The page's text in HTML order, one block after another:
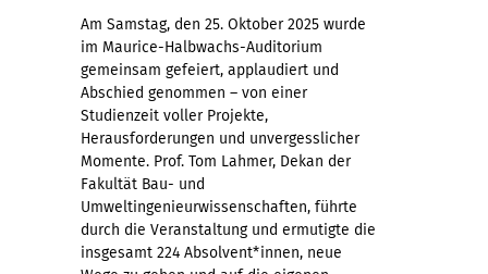
Am Samstag, den 25. Oktober 2025 wurde
im Maurice-Halbwachs-Auditorium
gemeinsam gefeiert, applaudiert und
Abschied genommen – von einer
Studienzeit voller Projekte,
Herausforderungen und unvergesslicher
Momente. Prof. Tom Lahmer, Dekan der
Fakultät Bau- und
Umweltingenieurwissenschaften, führte
durch die Veranstaltung und ermutigte die
insgesamt 224 Absolvent*innen, neue